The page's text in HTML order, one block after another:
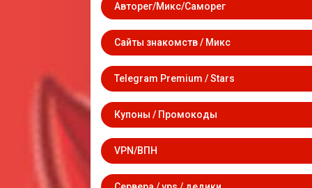
Авторег/Микс/Саморег
Сайты знакомств / Микс
Telegram Premium / Stars
Купоны / Промокоды
VPN/ВПН